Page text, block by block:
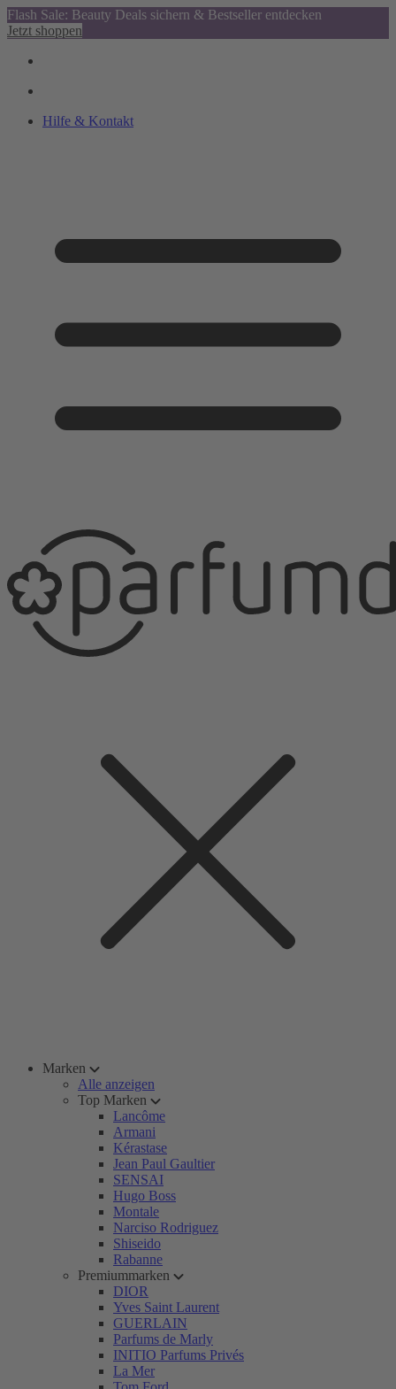
Flash Sale: Beauty Deals sichern & Bestseller entdecken
Jetzt shoppen
Hilfe & Kontakt
Marken
Alle anzeigen
Top Marken
Lancôme
Armani
Kérastase
Jean Paul Gaultier
SENSAI
Hugo Boss
Montale
Narciso Rodriguez
Shiseido
Rabanne
Premiummarken
DIOR
Yves Saint Laurent
GUERLAIN
Parfums de Marly
INITIO Parfums Privés
La Mer